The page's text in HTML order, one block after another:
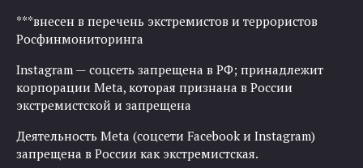
***внесен в перечень экстремистов и террористов
Росфинмониторинга
Instagram — соцсеть запрещена в РФ; принадлежит
корпорации Meta, которая признана в России
экстремистской и запрещена
Деятельность Meta (соцсети Facebook и Instagram)
запрещена в России как экстремистская.